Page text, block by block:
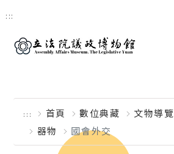
跳到主要內容區塊
:::
::: 首頁 數位典藏 文物導覽
器物
國會外交